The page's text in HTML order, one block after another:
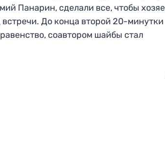
Панарин, сделали все, чтобы
До конца второй 20-минутки
соавтором шайбы стал